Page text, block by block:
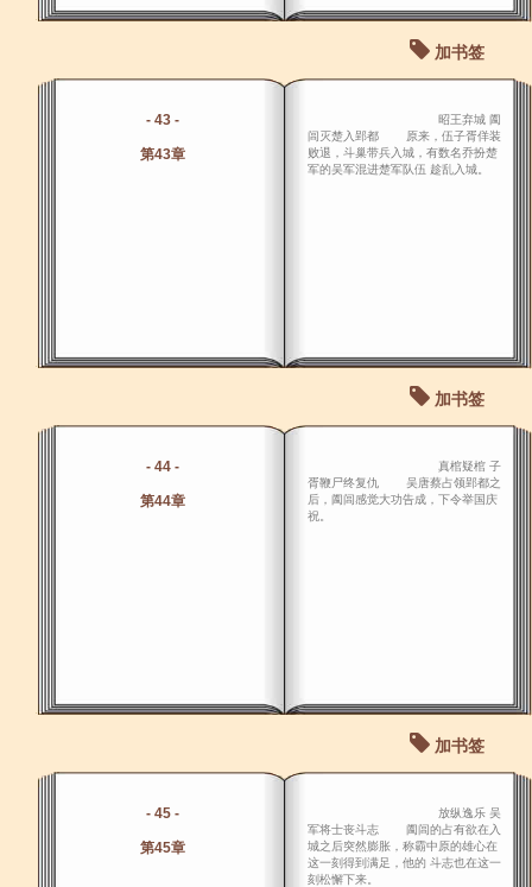
加书签
- 43 -
第43章
昭王弃城 阖
闾灭楚入郢都 原来，伍子胥佯装
败退，斗巢带兵入城，有数名乔扮楚
军的吴军混进楚军队伍 趁乱入城。
加书签
- 44 -
第44章
真棺疑棺 子
胥鞭尸终复仇 吴唐蔡占领郢都之
后，阖闾感觉大功告成，下令举国庆
祝。
加书签
- 45 -
第45章
放纵逸乐 吴
军将士丧斗志 阖闾的占有欲在入
城之后突然膨胀，称霸中原的雄心在
这一刻得到满足，他的 斗志也在这一
刻松懈下来。